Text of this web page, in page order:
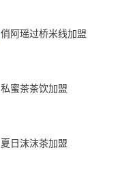
俏阿瑶过桥米线加盟
私蜜茶茶饮加盟
夏日沫沫茶加盟